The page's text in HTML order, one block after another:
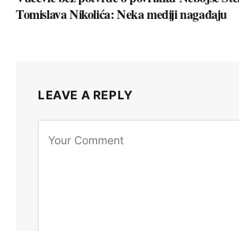
Tomislava Nikolića: Neka mediji nagađaju
LEAVE A REPLY